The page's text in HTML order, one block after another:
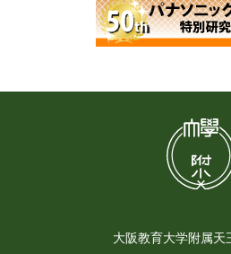
大阪教育大学附属天